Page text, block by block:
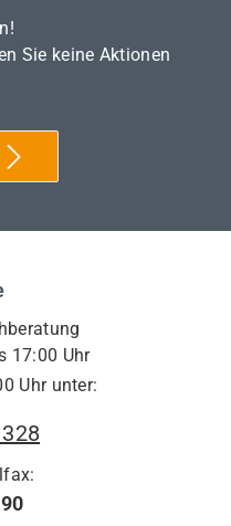
Sie keine Aktionen
17:00 Uhr
Uhr unter: